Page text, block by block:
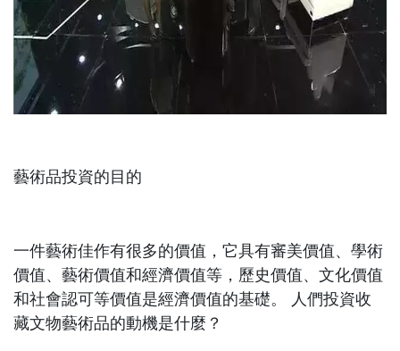
藝術品投資的目的
一件藝術佳作有很多的價值，它具有審美價值、學術
價值、藝術價值和經濟價值等，歷史價值、文化價值
和社會認可等價值是經濟價值的基礎。 人們投資收
藏文物藝術品的動機是什麼？